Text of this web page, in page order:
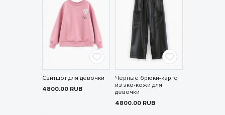
Свитшот для девочки
4800.00 RUB
Чёрные брюки-карго
из эко-кожи для
девочки
4800.00 RUB